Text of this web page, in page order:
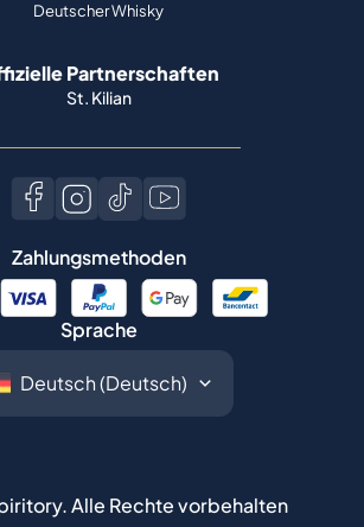
Deutscher Whisky
Partnerschaften
St. Kilian
Zahlungsmethoden
Sprache
Alle Rechte vorbehalten